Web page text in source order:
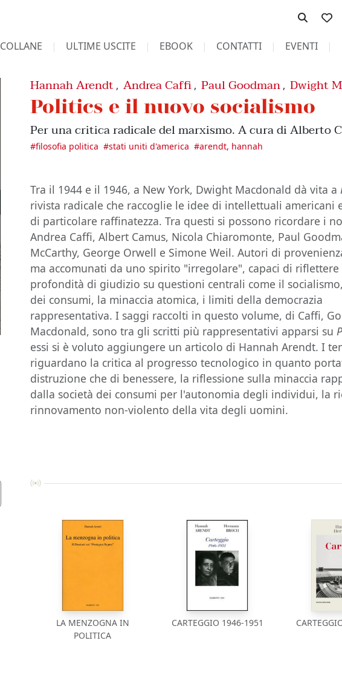
COLLANE ULTIME USCITE EBOOK CONTATTI EVENTI
Hannah Arendt ,Andrea Caffi ,Paul Goodman ,Dwight
Politics e il nuovo socialismo
Per una critica radicale del marxismo. A cura di Alberto
#filosofia politica #stati uniti d'america #arendt, hannah
Tra il 1944 e il 1946, a New York, Dwight Macdonald dà vita a
rivista radicale che raccoglie le idee di intellettuali americani
di particolare raffinatezza. Tra questi si possono ricordare i
Andrea Caffi, Albert Camus, Nicola Chiaromonte, Paul
McCarthy, George Orwell e Simone Weil. Autori di
ma accomunati da uno spirito "irregolare", capaci di riflettere
profondità di giudizio su questioni centrali come il
dei consumi, la minaccia atomica, i limiti della democrazia
rappresentativa. I saggi raccolti in questo volume, di Caffi,
Macdonald, sono tra gli scritti più rappresentativi apparsi su
essi si è voluto aggiungere un articolo di Hannah Arendt. I
riguardano la critica al progresso tecnologico in quanto
distruzione che di benessere, la riflessione sulla minaccia
dalla società dei consumi per l'autonomia degli individui, la
rinnovamento non-violento della vita degli uomini.
LA MENZOGNA IN
POLITICA
CARTEGGIO 1946-1951